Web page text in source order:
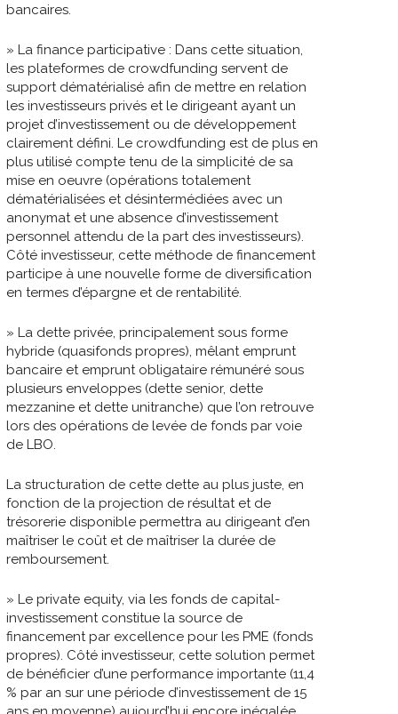
bancaires.
» La finance participative : Dans cette situation,
les plateformes de crowdfunding servent de
support dématérialisé afin de mettre en relation
les investisseurs privés et le dirigeant ayant un
projet d’investissement ou de développement
clairement défini. Le crowdfunding est de plus en
plus utilisé compte tenu de la simplicité de sa
mise en oeuvre (opérations totalement
dématérialisées et désintermédiées avec un
anonymat et une absence d’investissement
personnel attendu de la part des investisseurs).
Côté investisseur, cette méthode de financement
participe à une nouvelle forme de diversification
en termes d’épargne et de rentabilité.
» La dette privée, principalement sous forme
hybride (quasifonds propres), mêlant emprunt
bancaire et emprunt obligataire rémunéré sous
plusieurs enveloppes (dette senior, dette
mezzanine et dette unitranche) que l’on retrouve
lors des opérations de levée de fonds par voie
de LBO.
La structuration de cette dette au plus juste, en
fonction de la projection de résultat et de
trésorerie disponible permettra au dirigeant d’en
maîtriser le coût et de maîtriser la durée de
remboursement.
» Le private equity, via les fonds de capital-
investissement constitue la source de
financement par excellence pour les PME (fonds
propres). Côté investisseur, cette solution permet
de bénéficier d’une performance importante (11,4
% par an sur une période d’investissement de 15